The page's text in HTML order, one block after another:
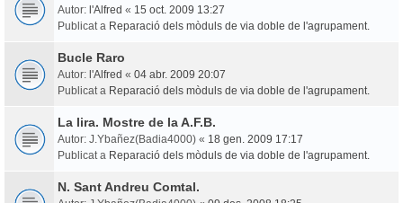
Autor: l'Alfred « 15 oct. 2009 13:27
Publicat a Reparació dels mòduls de via doble de l'agrupament.
Bucle Raro
Autor: l'Alfred « 04 abr. 2009 20:07
Publicat a Reparació dels mòduls de via doble de l'agrupament.
La lira. Mostre de la A.F.B.
Autor: J.Ybañez(Badia4000) « 18 gen. 2009 17:17
Publicat a Reparació dels mòduls de via doble de l'agrupament.
N. Sant Andreu Comtal.